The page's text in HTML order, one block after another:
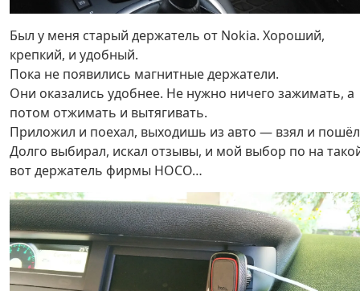
Был у меня старый держатель от Nokia. Хороший,
крепкий, и удобный.
Пока не появились магнитные держатели.
Они оказались удобнее. Не нужно ничего зажимать, а
потом отжимать и вытягивать.
Приложил и поехал, выходишь из авто — взял и
Долго выбирал, искал отзывы, и мой выбор по на
вот держатель фирмы HOCO…